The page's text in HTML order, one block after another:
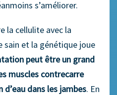
s’améliorer.
la cellulite avec la
sain et la génétique joue
peut être un grand
muscles contrecarre
dans les jambes. En